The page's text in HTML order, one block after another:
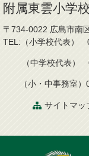
附属東雲小学
〒734-0022 広島市南
TEL:（小学校代表）
（中学校代表）
（小・中事務室）
サイトマッ